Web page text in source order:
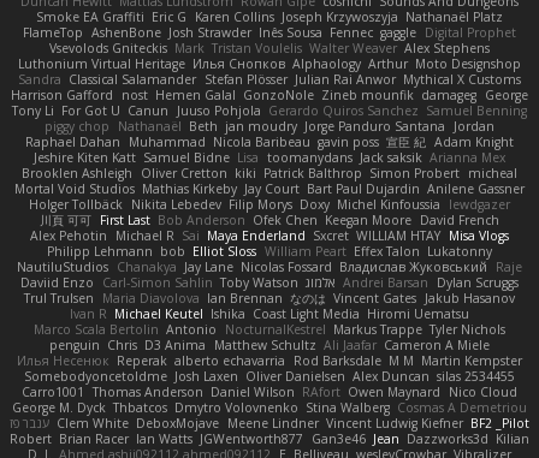
Smoke EA Graffiti Eric G Karen Collins Joseph Krzywoszyja Nathanaël Platz
FlameTop AshenBone Josh Strawder Inês Sousa Fennec gaggle Digital Prophet
Vsevolods Gniteckis Mark Tristan Voulelis Walter Weaver Alex Stephens
Luthonium Virtual Heritage Илья Снопков Alphaology Arthur Moto Designshop
Sandra Classical Salamander Stefan Plösser Julian Rai Anwor Mythical X Customs
Harrison Gafford
nost Hemen Galal GonzoNole Zineb mounfik damageg George
Tony Li For Got U Canun Juuso Pohjola Gerardo Quiros Sanchez Samuel Benning
piggy chop
Nathanaël Beth jan moudry Jorge Panduro Santana
Jordan
Raphael Dahan
Muhammad Nicola Baribeau gavin poss 宣臣 紀 Adam Knight
Jeshire Kiten Katt Samuel Bidne Lisa toomanydans Jack saksik Arianna Mex
Brooklen Ashleigh
Oliver Cretton kiki Patrick Balthrop Simon Probert micheal
Mortal Void Studios Mathias Kirkeby Jay Court Bart Paul Dujardin Anilene Gassner
Holger Tollbäck Nikita Lebedev Filip Morys Doxy Michel Kinfoussia
lewdgazer
川頁 可可 First Last Bob Anderson Ofek Chen Keegan Moore David French
Alex Pehotin
Michael R Sai Maya Enderland Sxcret WILLIAM HTAY Misa Vlogs
Philipp Lehmann bob Elliot Sloss William Peart Effex Talon Lukatonny
NautiluStudios Chanakya Jay Lane Nicolas Fossard Владислав Жуковський
Raje
Daviid Enzo
Carl-Simon Sahlin Toby Watson אלמוג Andrei Barsan
Dylan Scruggs
Trul Trulsen
Maria Diavolova Ian Brennan なのは Vincent Gates Jakub Hasanov
Ivan R Michael Keutel Ishika Coast Light Media Hiromi Uematsu
Marco Scala Bertolin Antonio NocturnalKestrel Markus Trappe Tyler Nichols
penguin Chris D3 Anima Matthew Schultz Ali Jaafar Cameron A Miele
Илья Несенюк Reperak alberto echavarria Rod Barksdale M M Martin Kempster
Somebodyoncetoldme Josh Laxen Oliver Danielsen Alex Duncan silas 2534455
Carro1001
Thomas Anderson Daniel Wilson RAfort Owen Maynard
Nico Cloud
George M. Dyck Thbatcos Dmytro Volovnenko Stina Walberg Cosmas A Demetriou
ענבר פז Clem White DeboxMojave Meene Lindner Vincent Ludwig Kiefner BF2 _Pilot
Robert Brian Racer Ian Watts JGWentworth877 Gan3e46 Jean Dazzworks3d Kilian
D. J.
Ahmed.ashii092112 ahmed092112 E. Belliveau wesleyCrowbar Vibralizer